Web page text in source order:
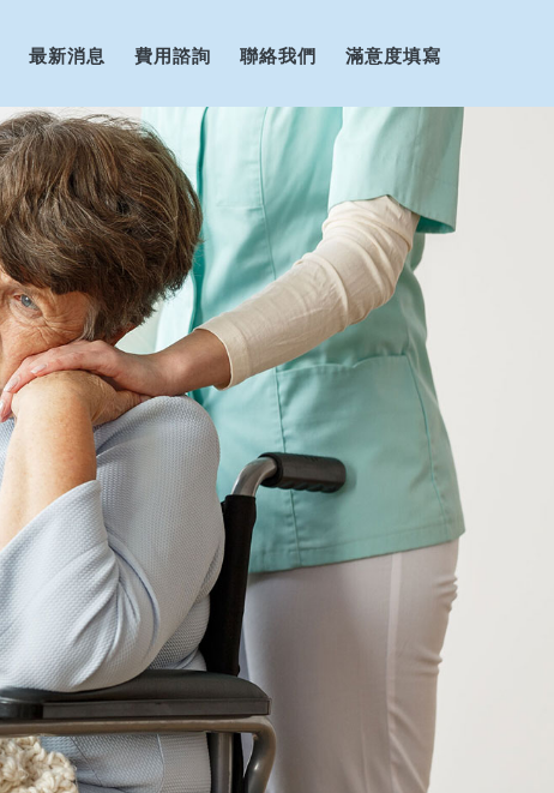
最新消息 費用諮詢 聯絡我們 滿意度填寫